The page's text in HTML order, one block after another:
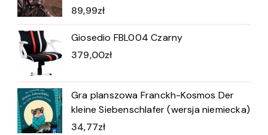
89,99zł
Giosedio FBL004 Czarny
379,00zł
Gra planszowa Franckh-Kosmos Der
kleine Siebenschlafer (wersja niemiecka)
34,77zł